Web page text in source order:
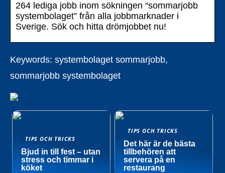
264 lediga jobb inom sökningen “sommarjobb
systembolaget” från alla jobbmarknader i
Sverige. Sök och hitta drömjobbet nu!
Keywords: systembolaget sommarjobb,
sommarjobb systembolaget
TIPS OCH TRICKS
Bjud in till fest – utan
stress och timmar i
köket
TIPS OCH TRICKS
Det här är de bästa
tillbehören att
servera på en
restaurang